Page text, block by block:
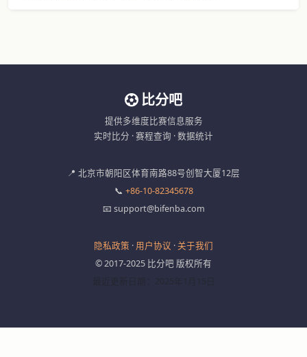
比分吧
提供多维度比赛信息服务
实时比分 · 赛程查询 · 数据统计
📍 北京市朝阳区体育南路88号创智大厦12层
📞 +86-10-82345678
📧 support@bifenba.com
隐私政策 · 用户协议 ·关于我们
© 2017-2025 比分吧 版权所有